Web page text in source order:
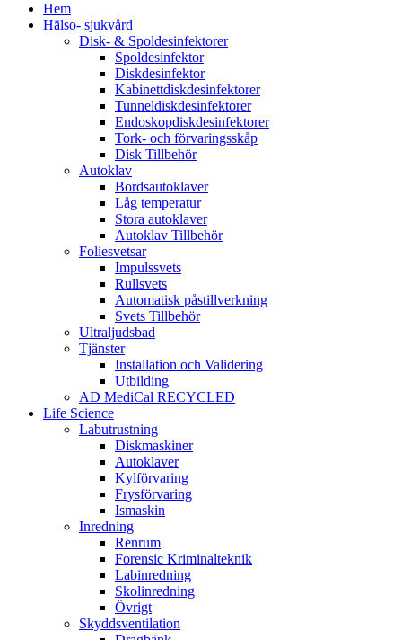
Hem
Hälso- sjukvård
Disk- & Spoldesinfektorer
Spoldesinfektor
Diskdesinfektor
Kabinettdiskdesinfektorer
Tunneldiskdesinfektorer
Endoskopdiskdesinfektorer
Tork- och förvaringsskåp
Disk Tillbehör
Autoklav
Bordsautoklaver
Låg temperatur
Stora autoklaver
Autoklav Tillbehör
Foliesvetsar
Impulssvets
Rullsvets
Automatisk påstillverkning
Svets Tillbehör
Ultraljudsbad
Tjänster
Installation och Validering
Utbilding
AD MediCal RECYCLED
Life Science
Labutrustning
Diskmaskiner
Autoklaver
Kylförvaring
Frysförvaring
Ismaskin
Inredning
Renrum
Forensic Kriminalteknik
Labinredning
Skolinredning
Övrigt
Skyddsventilation